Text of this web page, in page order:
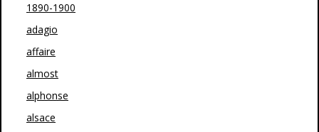
1890-1900
adagio
affaire
almost
alphonse
alsace